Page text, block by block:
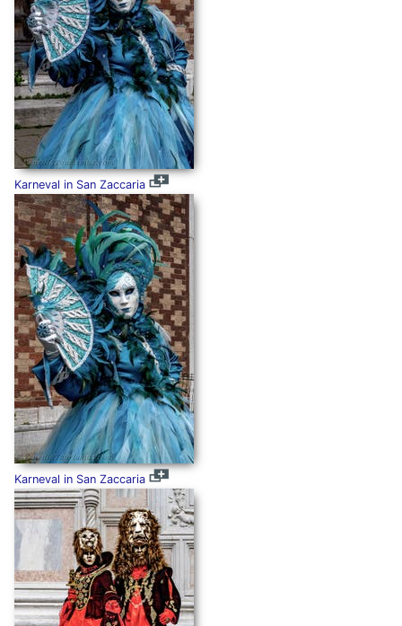
Karneval in San Zaccaria
Karneval in San Zaccaria